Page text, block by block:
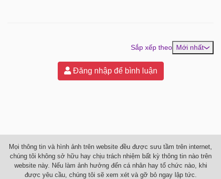
Sắp xếp theo Mới nhất
Đăng nhập để bình luận
Mọi thông tin và hình ảnh trên website đều được sưu tầm trên internet,
chúng tôi không sở hữu hay chịu trách nhiệm bất kỳ thông tin nào trên
website này. Nếu làm ảnh hưởng đến cá nhân hay tổ chức nào, khi
được yêu cầu, chúng tôi sẽ xem xét và gỡ bỏ ngay lập tức.